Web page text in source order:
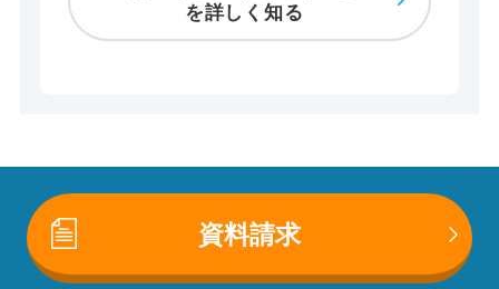
を詳しく知る
資料請求